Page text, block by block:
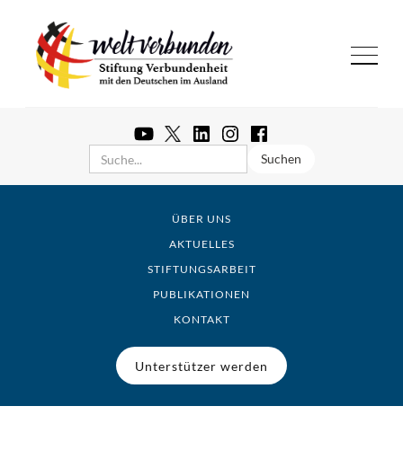
ÜBER UNS
AKTUELLES
STIFTUNGSARBEIT
PUBLIKATIONEN
KONTAKT
Unterstützer werden